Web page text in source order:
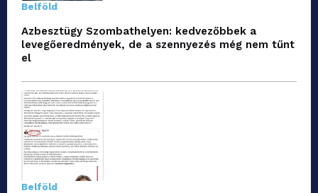
Belföld
Azbesztügy Szombathelyen: kedvezőbbek a
levegőeredmények, de a szennyezés még nem tűnt
el
Belföld